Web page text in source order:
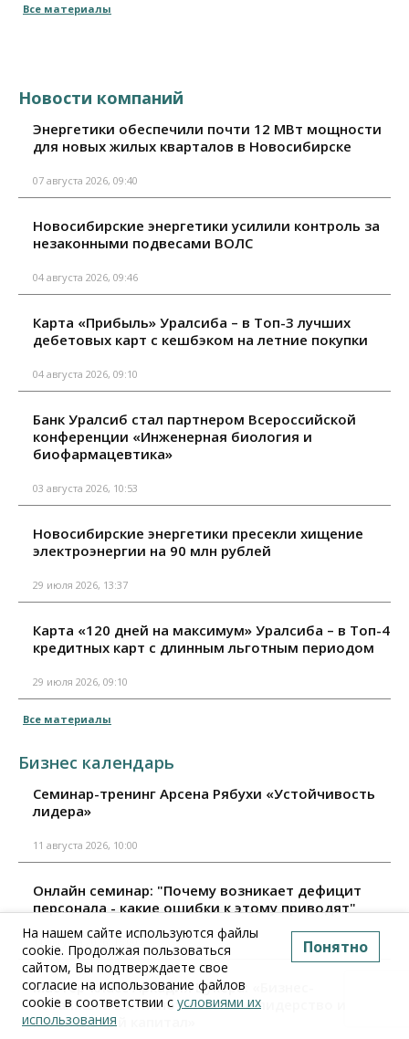
Все материалы
Новости компаний
Энергетики обеспечили почти 12 МВт мощности
для новых жилых кварталов в Новосибирске
07 августа 2026, 09:40
Новосибирские энергетики усилили контроль за
незаконными подвесами ВОЛС
04 августа 2026, 09:46
Карта «Прибыль» Уралсиба – в Топ-3 лучших
дебетовых карт с кешбэком на летние покупки
04 августа 2026, 09:10
Банк Уралсиб стал партнером Всероссийской
конференции «Инженерная биология и
биофармацевтика»
03 августа 2026, 10:53
Новосибирские энергетики пресекли хищение
электроэнергии на 90 млн рублей
29 июля 2026, 13:37
Карта «120 дней на максимум» Уралсиба – в Топ-4
кредитных карт с длинным льготным периодом
29 июля 2026, 09:10
Все материалы
Бизнес календарь
Семинар-тренинг Арсена Рябухи «Устойчивость
лидера»
11 августа 2026, 10:00
Онлайн семинар: "Почему возникает дефицит
персонала - какие ошибки к этому приводят"
11 августа 2026, 15:00
Мастер-класс Аркадия Цукера: «Бизнес-
неваляшка 2.0: непотопляемое лидерство и
когнитивный капитал»
На нашем сайте используются файлы
cookie. Продолжая пользоваться
сайтом, Вы подтверждаете свое
согласие на использование файлов
cookie в соответствии с условиями их
использования
Понятно